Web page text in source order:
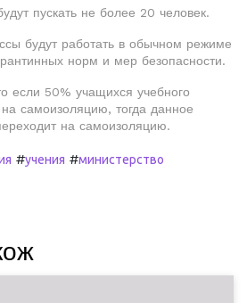
пускать не более 20 человек.
будут работать в обычном режиме
норм и мер безопасности.
если 50% учащихся учебного
самоизоляцию, тогда данное
на самоизоляцию.
#учения #министерство